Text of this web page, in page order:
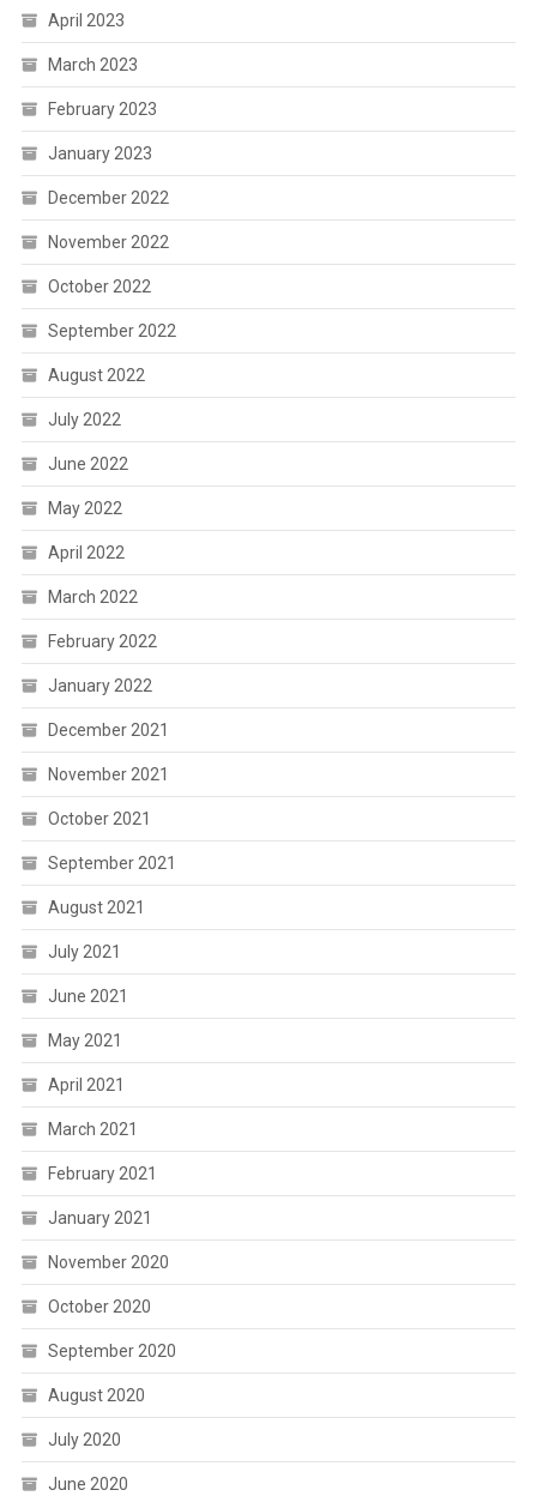
April 2023
March 2023
February 2023
January 2023
December 2022
November 2022
October 2022
September 2022
August 2022
July 2022
June 2022
May 2022
April 2022
March 2022
February 2022
January 2022
December 2021
November 2021
October 2021
September 2021
August 2021
July 2021
June 2021
May 2021
April 2021
March 2021
February 2021
January 2021
November 2020
October 2020
September 2020
August 2020
July 2020
June 2020